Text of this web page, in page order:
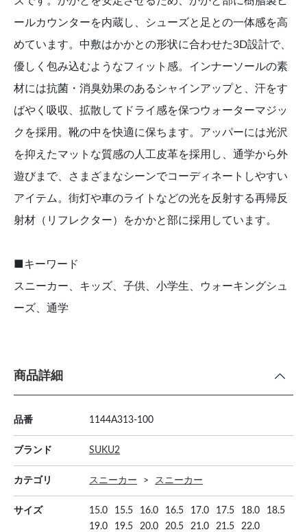
ールカウンターを内蔵し、シューズと足との一体感を高
めています。中敷はかかとの形状に合わせた3D設計で、
優しく包み込むようなフィット感。インナーソールの素
材には抗菌・消臭効果のあるシャインアップと、汗をす
ばやく吸収、拡散してドライ感を保つウォーターマジッ
クを採用。靴の中を快適に保ちます。アッパーには光沢
を抑えたマットな質感の人工皮革を採用し、通学から外
遊びまで、さまざまなシーンでコーディネートしやすい
アイテム。街灯や車のライトなどの光を反射する再帰反
射材（リフレクター）をかかと部に採用しています。
■キーワード
スニーカー、キッズ、子供、小学生、ウォーキングシュ
ーズ、通学
商品詳細
品番 1144A313-100
ブランド SUKU2
カテゴリ スニーカー スニーカー
サイズ 15.0 15.5 16.0 16.5 17.0 17.5 18.0
18.5
19.0
19.5 20.0 20.5 21.0 21.5 22.0